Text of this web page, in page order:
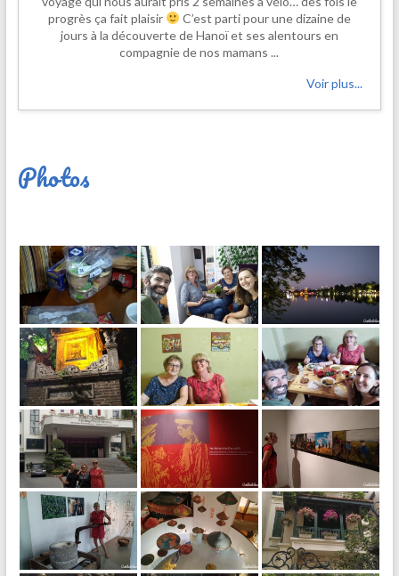
progrès ça fait plaisir
C’est parti pour une dizaine de
jours à la découverte de Hanoï et ses alentours en
compagnie de nos mamans ...
Voir plus...
Photos